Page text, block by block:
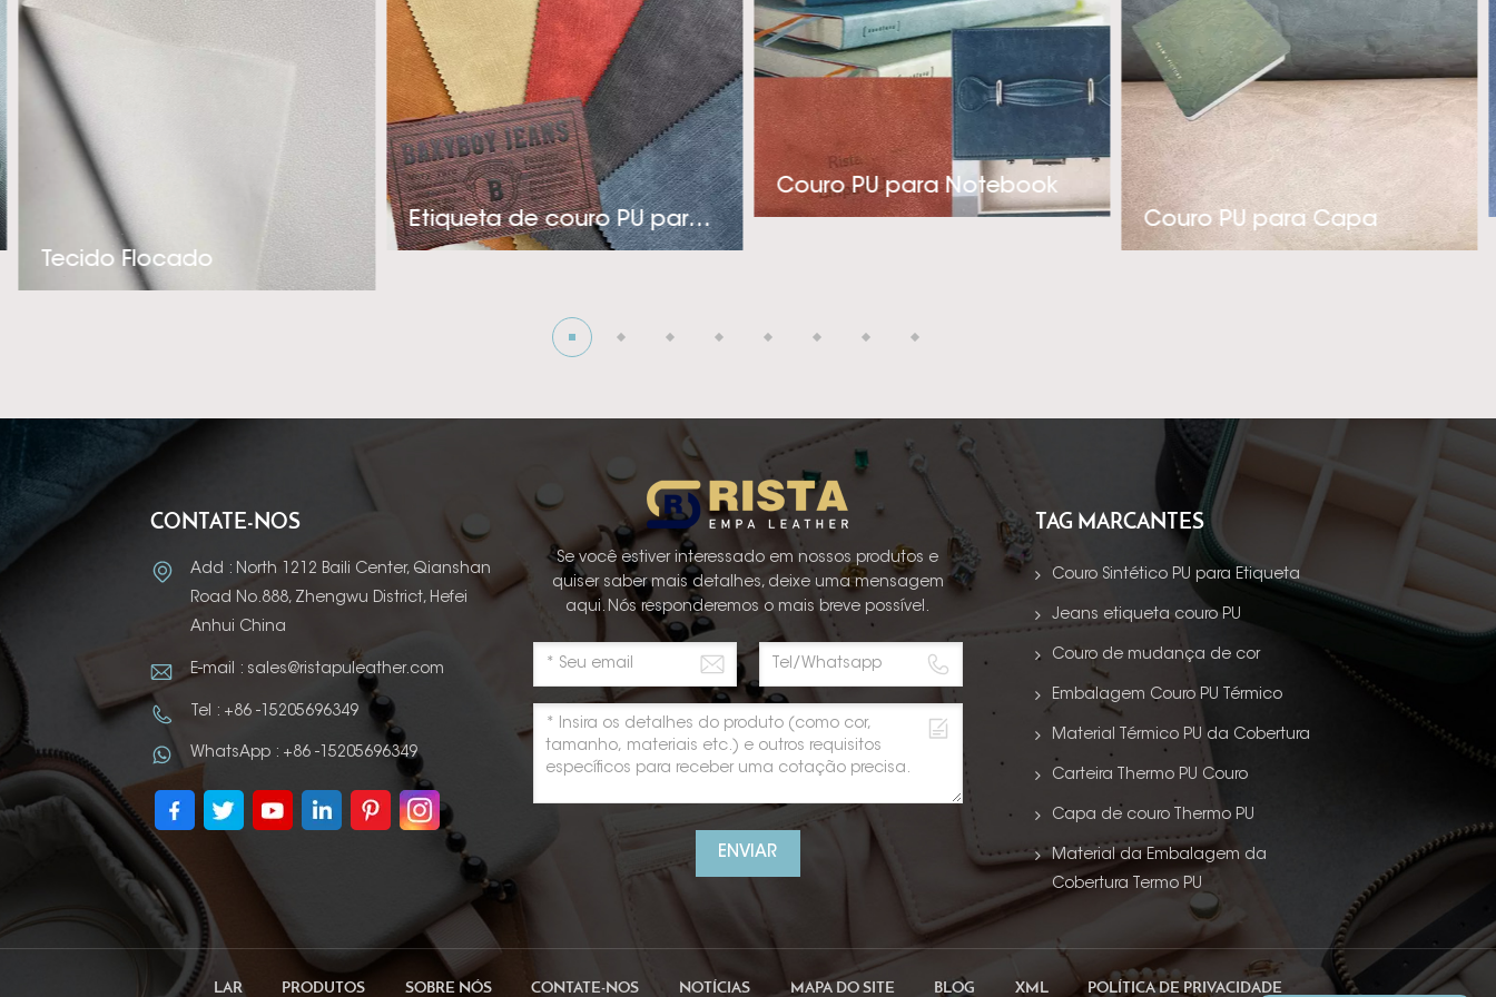
e adequado para a indústria de rótulos, embalagens e coberturas de luxo. Com nossa
experiência técnica e pensamento inovador, a Rista adota uma abordagem pró-ativa na
criação de produtos econômicos e de aplicação específica para atender nossos clientes’
precisa. Se você estiver procurando por um fornecedor de couro sintético PU térmico polidor
de alta qualidade para sua indústria de roupas, capas ou embalagens sofisticadas, por favor,
entre em contato conosco! A visão da empresa é tentando para se tornar o mais profissional
e melhor fornecedor de couro sintético PU térmico! Ansiosos para criar uma cooperação
profunda com você!
Tecido Flocado
Etiqueta de couro PU para jeans
Couro PU para Notebook
Couro PU para Capa
CONTATE-NOS
Add : North 1212 Baili Center, Qianshan
Road No.888, Zhengwu District, Hefei
Anhui China
E-mail : sales@ristapuleather.com
Tel : +86 -15205696349
WhatsApp : +86 -15205696349
Se você estiver interessado em nossos produtos e
quiser saber mais detalhes, deixe uma mensagem
aqui. Nós responderemos o mais breve possível.
ENVIAR
TAG MARCANTES
Couro Sintético PU para Etiqueta
Jeans etiqueta couro PU
Couro de mudança de cor
Embalagem Couro PU Térmico
Material Térmico PU da Cobertura
Carteira Thermo PU Couro
Capa de couro Thermo PU
Material da Embalagem da
Cobertura Termo PU
LAR PRODUTOS SOBRE NÓS CONTATE-NOS NOTÍCIAS MAPA DO SITE BLOG XML POLÍTICA DE PRIVACIDADE